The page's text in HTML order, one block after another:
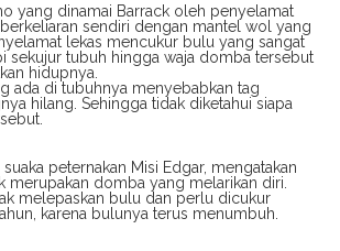
yang dinamai Barrack oleh penyelamat
sendiri dengan mantel wol yang
lekas mencukur bulu yang sangat
sekujur tubuh hingga waja domba tersebut
hidupnya.
ada di tubuhnya menyebabkan tag
hilang. Sehingga tidak diketahui siapa
peternakan Misi Edgar, mengatakan
merupakan domba yang melarikan diri.
melepaskan bulu dan perlu dicukur
karena bulunya terus menumbuh.